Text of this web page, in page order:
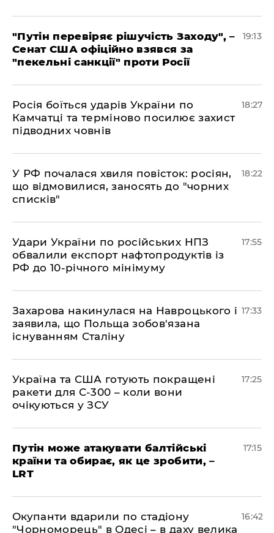
​"Путін перевіряє рішучість Заходу", –
Сенат США офіційно взявся за
"пекельні санкції" проти Росії
19:13
​Росія боїться ударів України по
Камчатці та терміново посилює захист
підводних човнів
18:27
​У РФ почалася хвиля повісток: росіян,
що відмовилися, заносять до "чорних
списків"
18:22
​Удари України по російських НПЗ
обвалили експорт нафтопродуктів із
РФ до 10-річного мінімуму
17:55
​Захарова накинулася на Навроцького і
заявила, що Польща зобов'язана
існуванням Сталіну
17:33
​Україна та США готують покращені
ракети для С-300 – коли вони
очікуються у ЗСУ
17:25
​Путін може атакувати балтійські
країни та обирає, як це зробити, –
LRT
17:15
​Окупанти вдарили по стадіону
"Чорноморець" в Одесі – в даху велика
16:42